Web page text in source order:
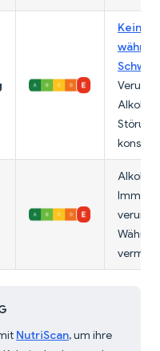
Keine
Alkohol
NutriScan, um ihre